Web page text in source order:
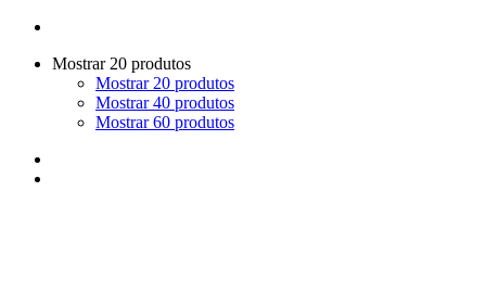
Mostrar 20 produtos
Mostrar 20 produtos
Mostrar 40 produtos
Mostrar 60 produtos